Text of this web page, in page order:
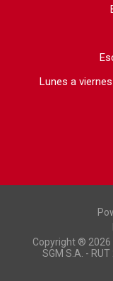
Lunes a
Copyright ® 2026
SGM S.A. -